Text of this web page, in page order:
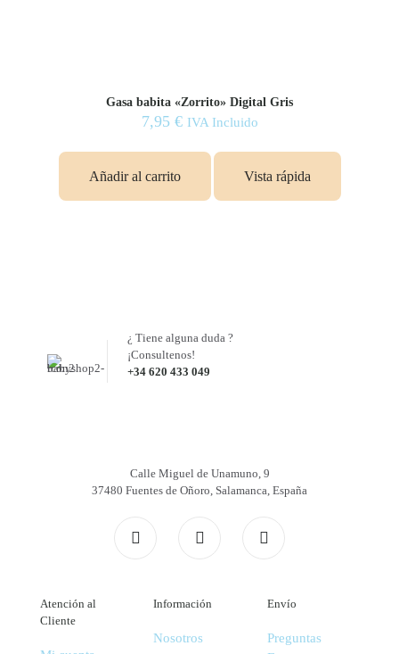
Gasa babita «Zorrito» Digital Gris
7,95 € IVA Incluido
Añadir al carrito Vista rápida
+34 620 433 049
¿ Tiene alguna duda ?
¡Consultenos!
Calle Miguel de Unamuno, 9
37480 Fuentes de Oñoro, Salamanca, España
Atención al
Cliente
Información
Nosotros
Envío
Preguntas